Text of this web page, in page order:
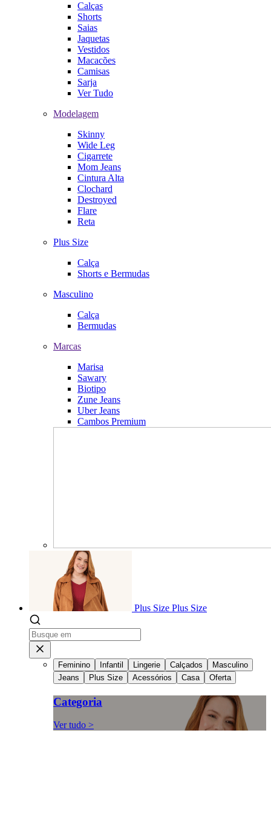
Calças
Shorts
Saias
Jaquetas
Vestidos
Macacões
Camisas
Sarja
Ver Tudo
Modelagem
Skinny
Wide Leg
Cigarrete
Mom Jeans
Cintura Alta
Clochard
Destroyed
Flare
Reta
Plus Size
Calça
Shorts e Bermudas
Masculino
Calça
Bermudas
Marcas
Marisa
Sawary
Biotipo
Zune Jeans
Uber Jeans
Cambos Premium
Plus Size Plus Size
Feminino Infantil Lingerie Calçados
Masculino
Jeans
Plus Size Acessórios Casa Oferta
Categoria
Ver tudo >